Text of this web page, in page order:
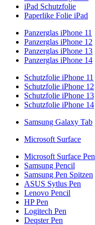
iPad Schutzfolie
Paperlike Folie iPad
Panzerglas iPhone 11
Panzerglas iPhone 12
Panzerglas iPhone 13
Panzerglas iPhone 14
Schutzfolie iPhone 11
Schutzfolie iPhone 12
Schutzfolie iPhone 13
Schutzfolie iPhone 14
Samsung Galaxy Tab
Microsoft Surface
Microsoft Surface Pen
Samsung Pencil
Samsung Pen Spitzen
ASUS Sytlus Pen
Lenovo Pencil
HP Pen
Logitech Pen
Deqster Pen